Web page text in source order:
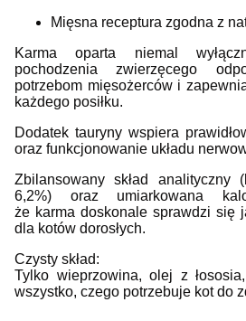
Mięsna receptura zgodna z
Karma oparta niemal
pochodzenia zwierzęcego
potrzebom mięsożerców i
każdego posiłku.
Dodatek tauryny wspiera
oraz funkcjonowanie układu
Zbilansowany skład analityczny
6,2%) oraz umiarkowana
że karma doskonale sprawdzi się
dla kotów dorosłych.
Czysty skład:
Tylko wieprzowina, olej z
wszystko, czego potrzebuje kot do